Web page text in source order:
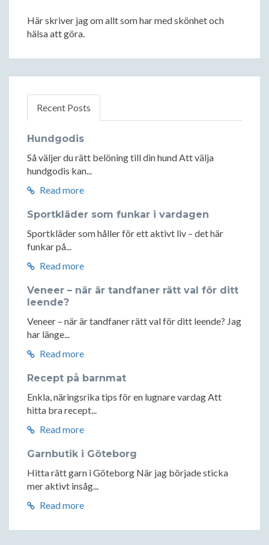
Här skriver jag om allt som har med skönhet och
hälsa att göra.
Recent Posts
Hundgodis
Så väljer du rätt belöning till din hund Att välja
hundgodis kan...
Read more
Sportkläder som funkar i vardagen
Sportkläder som håller för ett aktivt liv – det här
funkar på...
Read more
Veneer – när är tandfaner rätt val för ditt
leende?
Veneer – när är tandfaner rätt val för ditt leende? Jag
har länge...
Read more
Recept på barnmat
Enkla, näringsrika tips för en lugnare vardag Att
hitta bra recept...
Read more
Garnbutik i Göteborg
Hitta rätt garn i Göteborg När jag började sticka
mer aktivt insåg...
Read more